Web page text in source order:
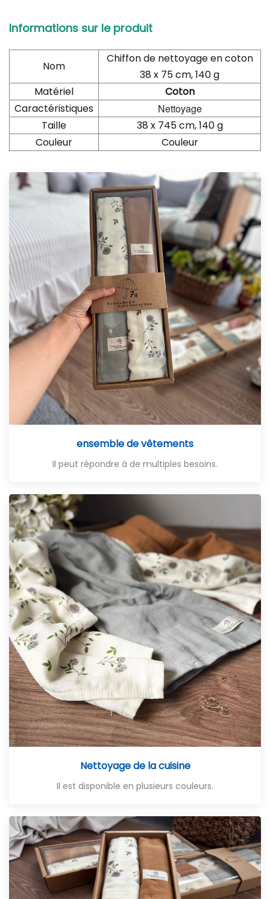
Informations sur le produit
Nom
Chiffon de nettoyage en coton
38 x 75 cm, 140 g
Matériel
Coton
Caractéristiques
Nettoyage
Taille
38 x 745 cm, 140 g
Couleur
Couleur
ensemble de vêtements
Il peut répondre à de multiples besoins.
Nettoyage de la cuisine
Il est disponible en plusieurs couleurs.